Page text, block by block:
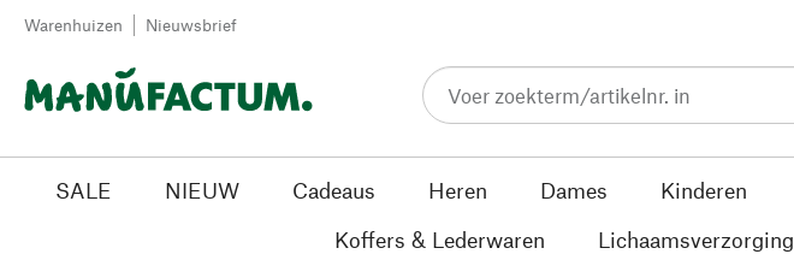
Passer au contenu
Warenhuizen Nieuwsbrief
SALE NIEUW Cadeaus Heren Dames Kinderen
Koffers & Lederwaren
Lichaamsverzorging